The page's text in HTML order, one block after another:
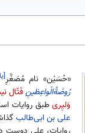
«حُسَیْن» نام مُصَغَّرِ
رُوضَةُالْواعِظینِ فَتّال
وَلیِریطبق روایات
علی بن ابی‌طالب